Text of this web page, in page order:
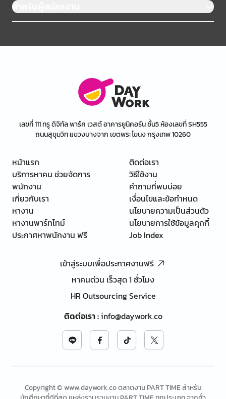
สำหรับผู้สมัครงาน
เลขที่ 111 ทรู ดิจิทัล พาร์ค เวสต์ อาคารยูนิคอร์น ชั้น5 ห้องเลขที่ SH555
ถนนสุขุมวิท แขวงบางจาก เขตพระโขนง กรุงเทพ 10260
หน้าแรก
บริการหาคน ช่วยจัดการ
พนักงาน
เกี่ยวกับเรา
หางาน
หางานพาร์ทไทม์
ประกาศหาพนักงาน ฟรี
ติดต่อเรา
วิธีใช้งาน
คำถามที่พบบ่อย
เงื่อนไขและข้อกำหนด
นโยบายความเป็นส่วนตัว
นโยบายการใช้ข้อมูลคุกกี้
Job Index
เข้าสู่ระบบเพื่อประกาศงานฟรี
หาคนด่วน เร็วสุด 1 ชั่วโมง
HR Outsourcing Service
ติดต่อเรา:info@daywork.co
Copyright © www.daywork.co ตลาดงาน PART TIME สำหรับ